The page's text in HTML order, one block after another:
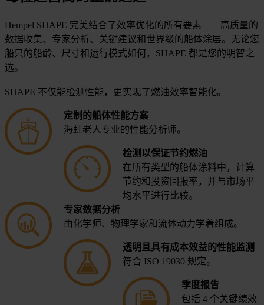
Hempel SHAPE 完美结合了效率优化的所有要素——高质量的
数据收集、专家分析、关键建议和世界级的船体涂层。无论您
船只的船龄、尺寸和运行模式如何，SHAPE 都是您的明智之
选。
SHAPE 不仅能检测性能，更实现了燃油效率智能化。
定制的船体性能方案
海虹老人专业的性能分析师。
检测以保证节约燃油
在所有类型的船体涂料中，计算
节约和投资回报率，并与市场平
均水平进行比较。
专家数据分析
由化学师、物理学家和流体动力学着组成。
透明且具有成本效益的性能监测
符合 ISO 19030 规定。
季度报告
包括 4 个关键绩效